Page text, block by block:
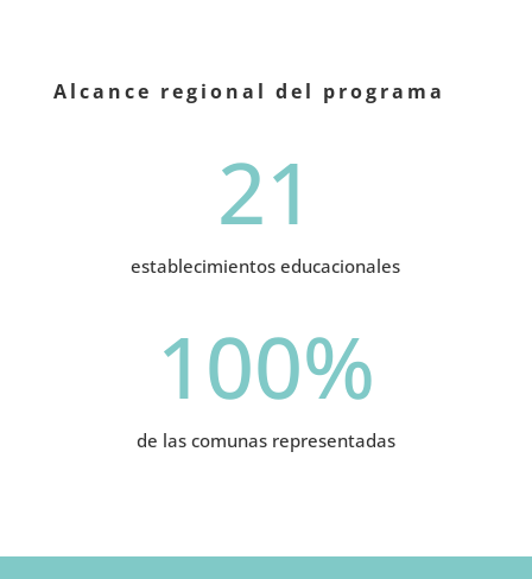
Alcance regional del programa
21
establecimientos educacionales
100%
de las comunas representadas